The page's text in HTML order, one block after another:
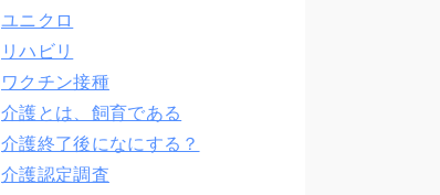
ユニクロ
リハビリ
ワクチン接種
介護とは、飼育である
介護終了後になにする？
介護認定調査